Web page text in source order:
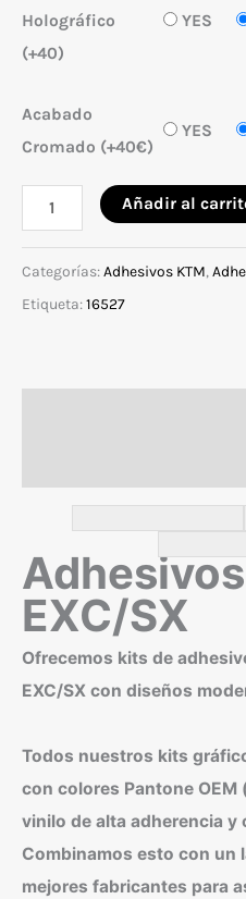
Holográfico
(+40)
YES
Acabado
Cromado (+40€)
YES
Adhesivos
para
KTM
EXC/SX
Añadir al
Categorías:Adhesivos KTM,
Etiqueta:16527
EXC/SX
Ofrecemos kits de
EXC/SX con diseños
Todos nuestros kits
con colores Pantone
vinilo de alta adherencia y
Combinamos esto con un
mejores fabricantes para